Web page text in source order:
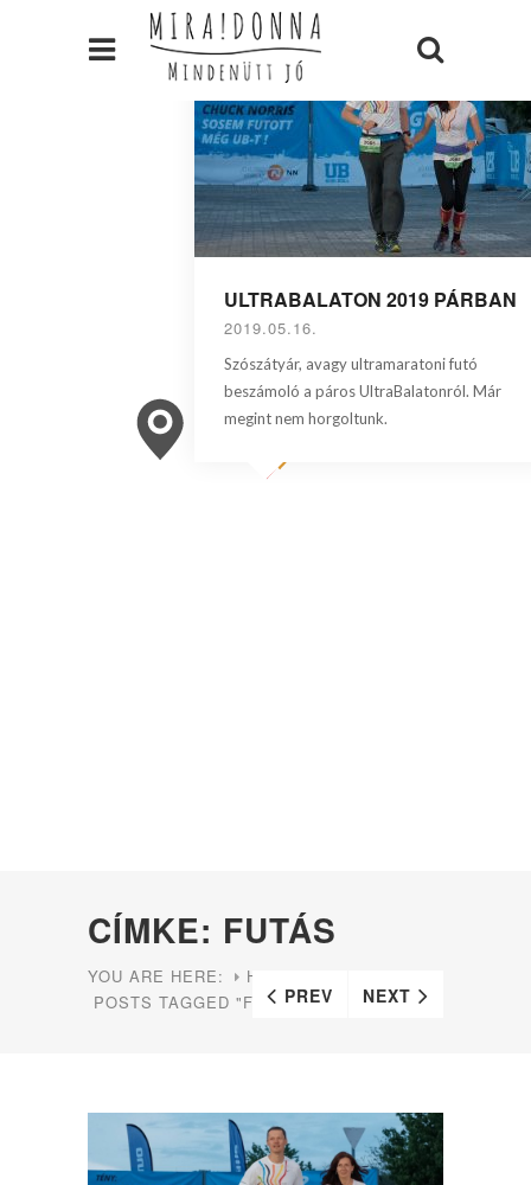
ULTRABALATON 2019 PÁRBAN
2019.05.16.
Szószátyár, avagy ultramaratoni futó
beszámoló a páros UltraBalatonról. Már
megint nem horgoltunk.
CÍMKE: FUTÁS
YOU ARE HERE:
HOME
POSTS TAGGED "FUTÁS"PREV NEXT